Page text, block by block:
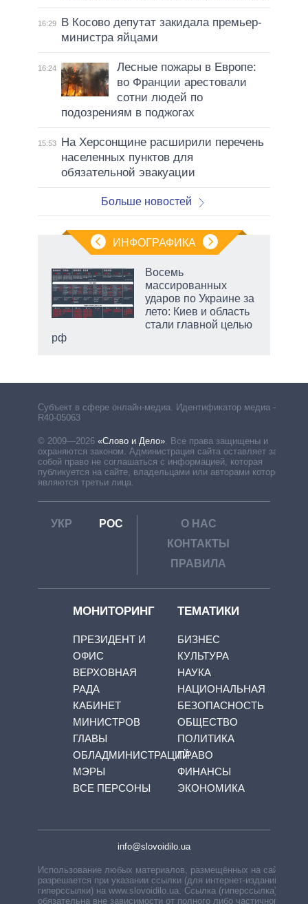
16:29
В Косово депутат закидала премьер-
министра яйцами
16:24
Лесные пожары в Европе:
во Франции арестовали
сотни людей по
подозрениям в поджогах
15:53
На Херсонщине расширили перечень
населенных пунктов для
обязательной эвакуации
Больше новостей
ИНФОГРАФИКА
Восемь
массированных
ударов по Украине за
лето: Киев и область
стали главной целью
рф
Субъект в сфере онлайн-медиа. Идентификатор медиа –
R40-05063
© 2009—2026 «Слово и Дело». Все права защищены и
охраняются законом. Администрация сайта оставляет за
собой право не соглашаться с информацией, которая
публикуется на сайте, владельцами или авторами которой
являются третьи лица.
УКР РОС
О НАС
КОНТАКТЫ
ПРАВИЛА
МОНИТОРИНГ
ПРЕЗИДЕНТ И
ОФИС
ВЕРХОВНАЯ
РАДА
КАБИНЕТ
МИНИСТРОВ
ГЛАВЫ
ОБЛАДМИНИСТРАЦИЙ
МЭРЫ
ВСЕ ПЕРСОНЫ
ТЕМАТИКИ
БИЗНЕС
КУЛЬТУРА
НАУКА
НАЦИОНАЛЬНАЯ
БЕЗОПАСНОСТЬ
ОБЩЕСТВО
ПОЛИТИКА
ПРАВО
ФИНАНСЫ
ЭКОНОМИКА
info@slovoidilo.ua
Использование любых материалов, размещённых на сайте,
разрешается при указании ссылки (для интернет-изданий —
гиперссылки) на www.slovoidilo.ua. Ссылка (гиперссылка)
обязательна вне зависимости от полного либо частичного